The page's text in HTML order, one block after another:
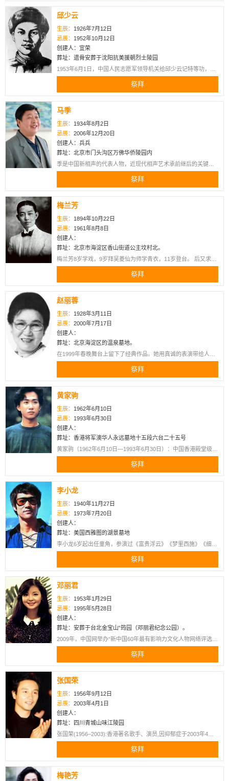
员会授予黄继光“朝鲜民主主义人民共和国英雄”称号，同时授予
邱少云
生辰： 1926年7月12日
忌辰： 1952年10月12日
创建人：宜荣
葬址：遗骨安葬于沈阳抗美援朝烈士陵园
1953年6月1日，中国人民志愿军领导机关给邱少云记特等功，并
授予“中国人民志愿军一级英雄”光荣称号，追认其为中国共产党党
员，授予“模范青年团员”的称号。1953年6月25日，朝鲜民主主义
人民共和国追赠邱少云“朝鲜民主主义共和国英雄”的光荣称号，授
祭拜
马季
生辰： 1934年8月2日
忌辰： 2006年12月20日
创建人：兵兵
葬址：北京市门头沟区万佛华侨陵园内
季是中国新相声的代表人物，近现代相声艺术承前继后的关键人
物。他的歌颂型相声开启了以赞美新生活和新英雄人物为主题的
对口相声的新生面，大大发展了相声的功能，为相声艺术开辟了
一个崭新的发展方向。
祭拜
梅兰芳
生辰： 1894年10月22日
忌辰： 1961年8月8日
创建人：
葬址：北京市海淀区香山街道公主坟村北。
梅兰芳8岁学戏，9岁拜吴菱仙为师学青衣，11岁登台。 后又求教
于秦稚芬和胡二庚学花旦。1915年4月至1916年9月，新排演了
《宦海潮》《牢狱鸳鸯》《思凡》等出戏。于1949年前先后赴日
本、美国、苏联演出，并荣获美国波莫纳学院和南加州大学的荣
曲研究院院长，1953年，任中国戏剧家协会副主席，1959年加入
岁。
祭拜
赵丽蓉
生辰： 1928年3月11日
忌辰： 2000年7月17日
创建人：
葬址：北京海淀区的温泉墓地。
在1999年春晚舞台上留下了经典作品。她用真诚的表演带给人们
无数欢笑，直到生命的最后阶段仍在为艺术付出。2000年离世
时，追悼会现场人山人海，上万群众自发前来送别这位人民艺术
家，足见她在观众心中的分量。如今她虽已离去多年，但其经典
祭拜
黄家驹
生辰： 1962年6月10日
忌辰： 1993年6月30日
创建人：
葬址：香港将军澳华人永远墓地十五段六台二十五号
黄家驹（1962年6月10日—1993年6月30日）：中国香港殿堂级摇
滚乐队Beyond的主唱兼节奏吉他手，也是其乐队贝斯手黄家强的
二哥，其籍贯为广东省台山市。于1993年在日本东京意外去世，
终年31岁。
祭拜
李小龙
生辰： 1940年11月27日
忌辰： 1973年7月20日
创建人：
葬址：美国西雅图的湖景墓地
李小龙6岁起出任童角，参演过《富贵浮云》《梦里西施》《细路
祥》《人海孤鸿》等影片。1965年开始，到美国好莱坞发展，参
演了《青蜂侠》《蝙蝠侠》《无敌铁探长》等剧集，并开始私人
教授好莱坞名人中国功夫。1971年，被国际武术杂志《黑带》列
兄》《精武门》《猛龙过江》《龙争虎斗》《死亡游戏》等四部
功夫热潮 。并成功将“Kung Fu”（功夫）一词写进了英文词典，成
为世界范围的通用语言。
祭拜
邓丽君
生辰： 1953年1月29日
忌辰： 1995年5月28日
创建人：
葬址：安葬于台北金宝山“筠园（邓丽君纪念公园）。
2009年，中国网举办“新中国60年最有影响力文化人物网络评选”
活动，评选分文学、影视、音乐、美术、戏剧、舞蹈、曲艺、文
化学者8类，共192位候选人，邓丽君以850万余票的得票数位居
榜首。如果有一个声音能让全世界的华人安静下来，那就是邓丽
祭拜
张国荣
生辰： 1956年9月12日
忌辰： 2003年4月1日
创建人：
葬址：四川青城山味江陵园
张国荣(1956–2003):香港著名歌手、演员,因抑郁症于2003年4月1
日离世,享年46岁。
祭拜
梅艳芳